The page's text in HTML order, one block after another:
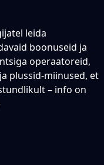
leida
boonuseid ja
operaatoreid,
plussid-miinused, et
– info on